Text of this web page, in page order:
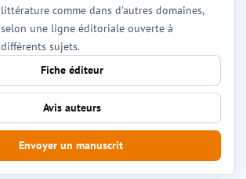
littérature comme dans d'autres domaines,
selon une ligne éditoriale ouverte à
différents sujets.
Fiche éditeur
Avis auteurs
Envoyer un manuscrit